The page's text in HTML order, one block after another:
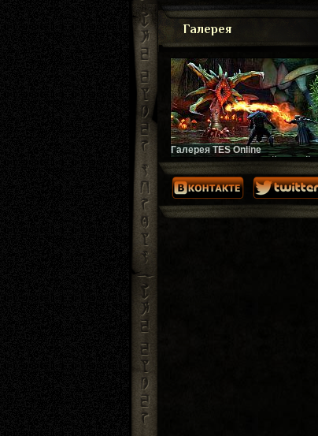
Галерея
Галерея TES Online
Скриншоты ожидаемой весной
2014 года онлайн-игры. Галерея
постоянно пополняется!